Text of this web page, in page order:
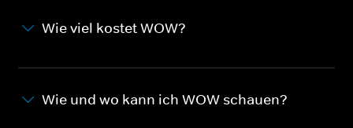
Wie viel kostet WOW?
Wie und wo kann ich WOW schauen?